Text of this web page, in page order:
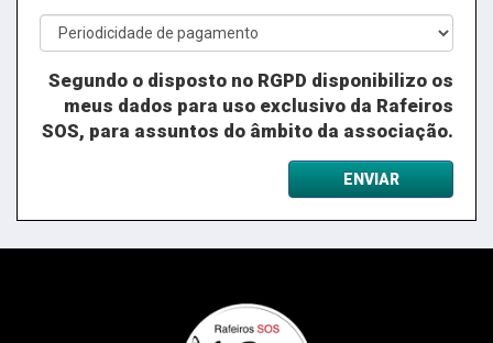
Segundo o disposto no RGPD disponibilizo os
meus dados para uso exclusivo da Rafeiros
SOS, para assuntos do âmbito da associação.
ENVIAR